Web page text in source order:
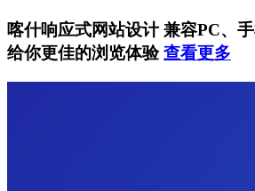
喀什响应式网站设计兼容PC、手
给你更佳的浏览体验查看更多